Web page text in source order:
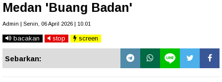
Medan 'Buang Badan'
Admin | Senin, 06 April 2026 | 10.01
bacakan stop screen
Sebarkan: